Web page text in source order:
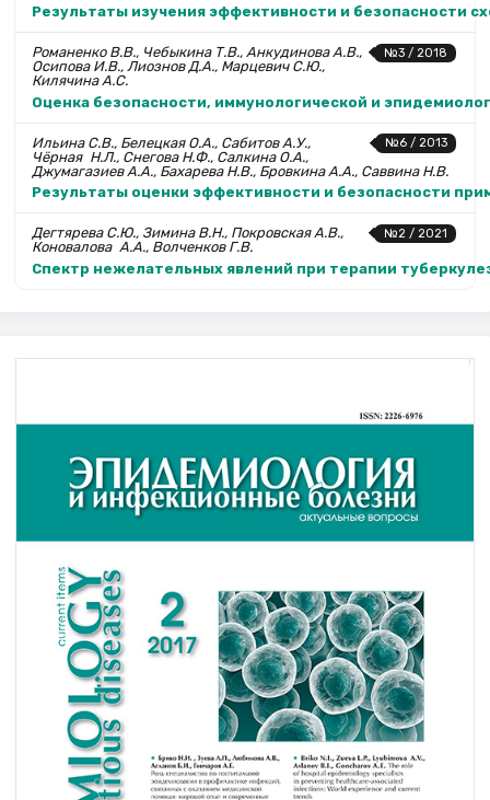
Результаты изучения эффективности и безопасности
№3 / 2018
Романенко В.В., Чебыкина Т.В., Анкудинова А.В.,
Осипова И.В., Лиознов Д.А., Марцевич С.Ю.,
Килячина А.С.
Оценка безопасности, иммунологической и
№6 / 2013
Ильина С.В., Белецкая О.А., Сабитов А.У.,
Чёрная Н.Л., Снегова Н.Ф., Салкина О.А.,
Джумагазиев А.А., Бахарева Н.В., Бровкина А.А., Саввина Н.В.
Результаты оценки эффективности и безопасности
№2 / 2021
Дегтярева С.Ю., Зимина В.Н., Покровская А.В.,
Коновалова А.А., Волченков Г.В.
Спектр нежелательных явлений при терапии